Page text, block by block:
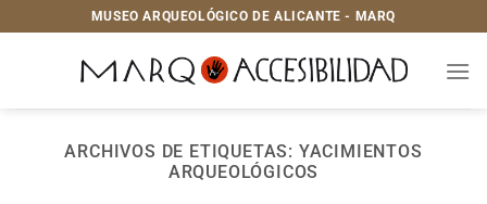
al
MUSEO ARQUEOLÓGICO DE ALICANTE - MARQ
ARCHIVOS DE ETIQUETAS: YACIMIENTOS
ARQUEOLÓGICOS